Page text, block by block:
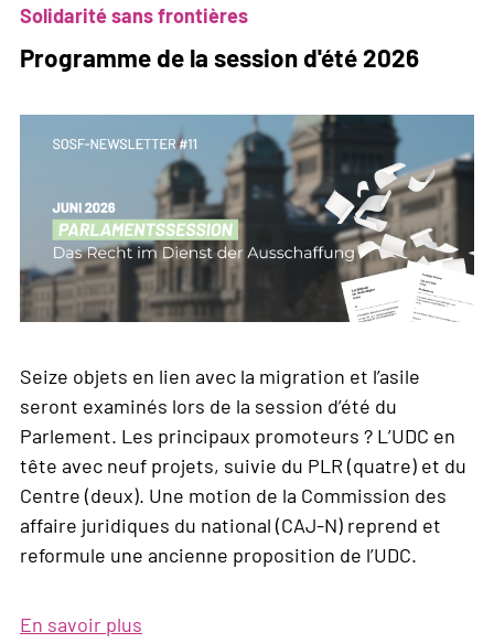
Solidarité sans frontières
Programme de la session d'été 2026
Seize objets en lien avec la migration et l’asile
seront examinés lors de la session d’été du
Parlement. Les principaux promoteurs ? L’UDC en
tête avec neuf projets, suivie du PLR (quatre) et du
Centre (deux). Une motion de la Commission des
affaire juridiques du national (CAJ-N) reprend et
reformule une ancienne proposition de l’UDC.
En savoir plus